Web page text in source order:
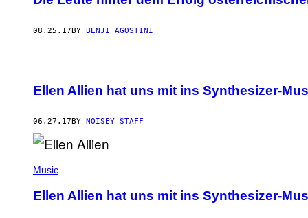
08.25.17 BY BENJI AGOSTINI
Ellen Allien hat uns mit ins Synthesizer-
06.27.17BY NOISEY STAFF
Music
Ellen Allien hat uns mit ins Synthesizer-